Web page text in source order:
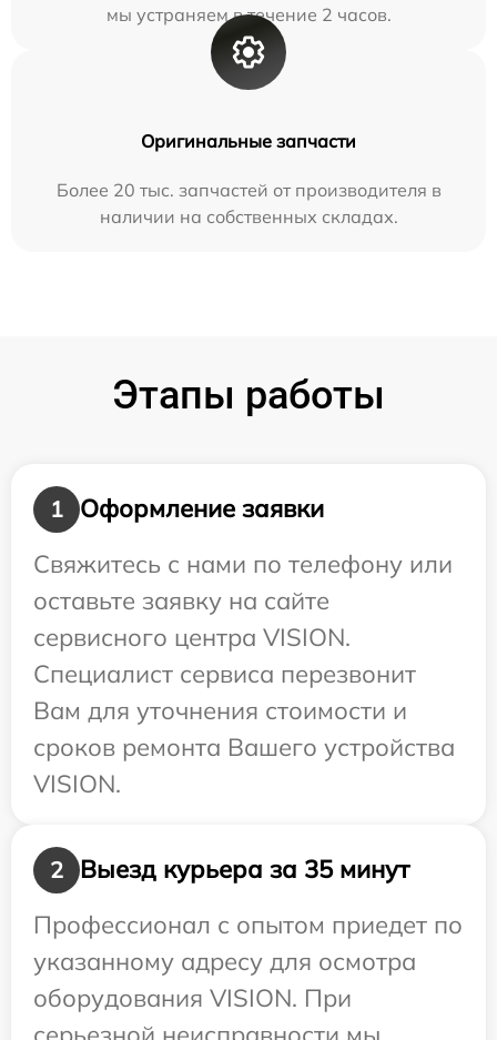
мы устраняем в течение 2 часов.
Оригинальные запчасти
Более 20 тыс. запчастей от производителя в
наличии на собственных складах.
Этапы работы
1
Оформление заявки
Свяжитесь с нами по телефону или
оставьте заявку на сайте
сервисного центра VISION.
Специалист сервиса перезвонит
Вам для уточнения стоимости и
сроков ремонта Вашего устройства
VISION.
2
Выезд курьера за 35 минут
Профессионал с опытом приедет по
указанному адресу для осмотра
оборудования VISION. При